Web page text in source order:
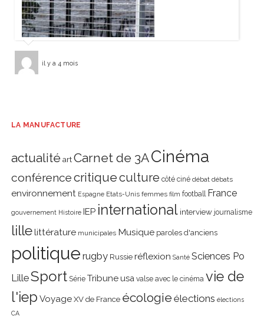
il y a 4 mois
LA MANUFACTURE
actualité art Carnet de 3ACinéma
conférencecritiqueculture côté ciné débat débats
environnement Espagne Etats-Unis femmes film football France
gouvernement Histoire IEP international interview journalisme
lillelittérature municipales Musique paroles d'anciens
politique rugby Russie réflexion Santé Sciences Po
LilleSport Série Tribune usa valse avec le cinéma vie de
l'iep Voyage XV de France écologie élections élections
CA